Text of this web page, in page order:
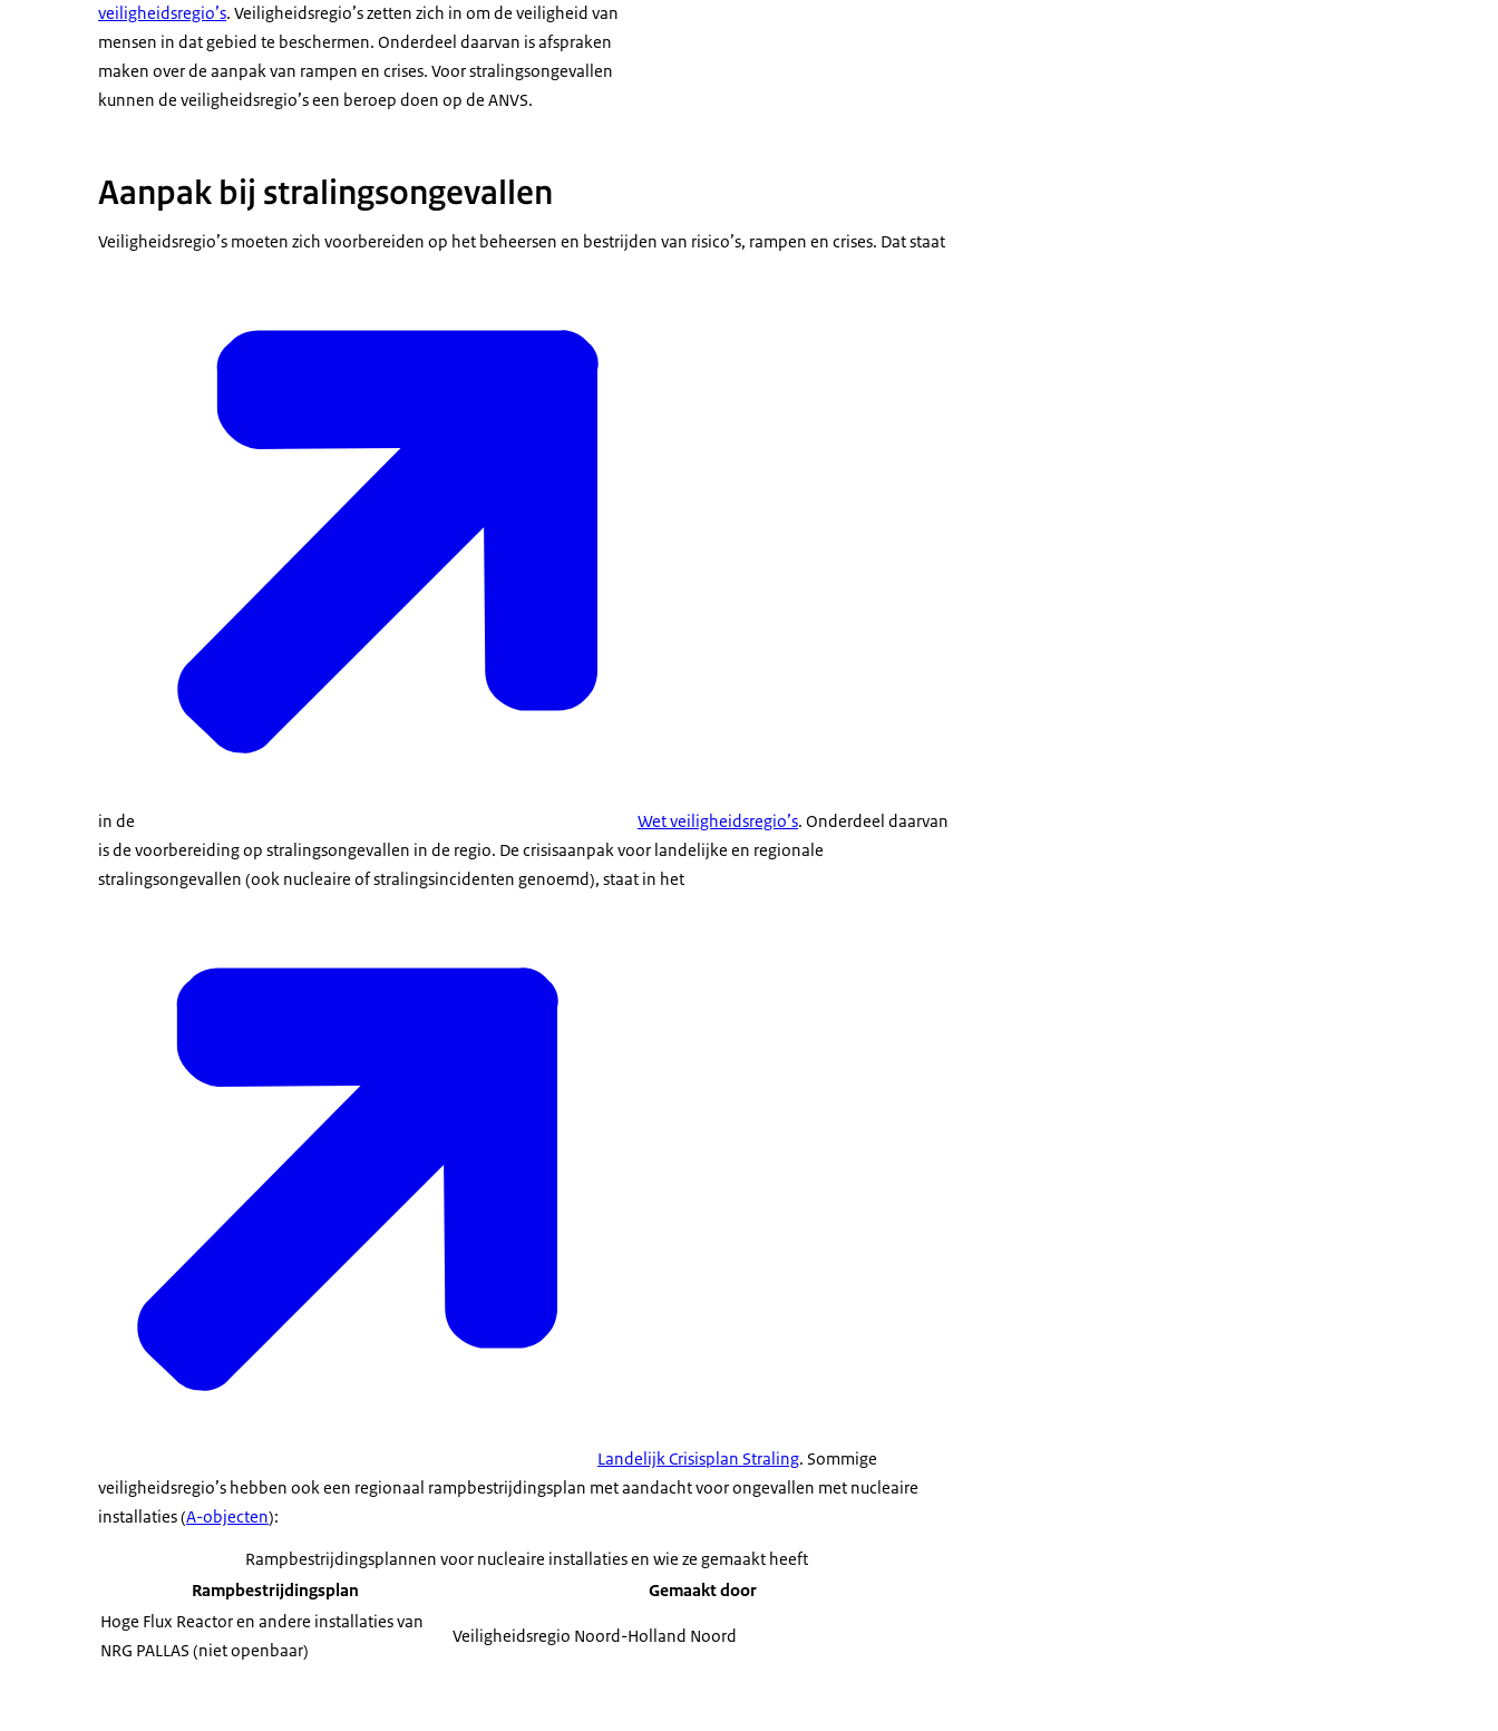
veiligheidsregio’s. Veiligheidsregio’s zetten zich in om de veiligheid van
mensen in dat gebied te beschermen. Onderdeel daarvan is afspraken
maken over de aanpak van rampen en crises. Voor stralingsongevallen
kunnen de veiligheidsregio’s een beroep doen op de ANVS.
Aanpak bij stralingsongevallen
Veiligheidsregio’s moeten zich voorbereiden op het beheersen en bestrijden van risico’s, rampen en crises. Dat staat
in de Wet veiligheidsregio’s. Onderdeel daarvan
is de voorbereiding op stralingsongevallen in de regio. De crisisaanpak voor landelijke en regionale
stralingsongevallen (ook nucleaire of stralingsincidenten genoemd), staat in het
Landelijk Crisisplan Straling. Sommige
veiligheidsregio’s hebben ook een regionaal rampbestrijdingsplan met aandacht voor ongevallen met nucleaire
installaties (A-objecten):
Rampbestrijdingsplannen voor nucleaire installaties en wie ze gemaakt heeft
Rampbestrijdingsplan
Gemaakt door
Hoge Flux Reactor en andere installaties van
NRG PALLAS (niet openbaar)
Veiligheidsregio Noord-Holland Noord